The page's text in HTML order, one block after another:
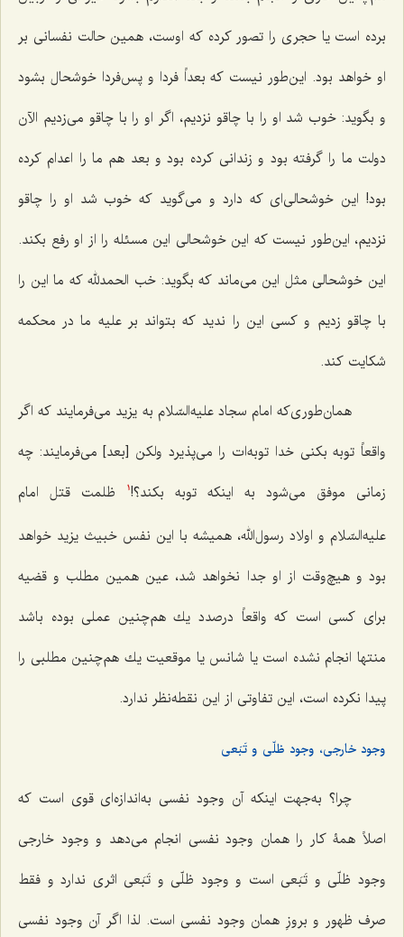
برده است یا حجرى را تصور كرده که اوست، همین حالت نفسانى بر
او خواهد بود. این‌طور نیست كه بعداً فردا و پس‌فردا خوشحال بشود
و بگوید: خوب شد او را با چاقو نزدیم، اگر او را با چاقو مى‌زدیم الآن
دولت ما را گرفته بود و زندانی كرده بود و بعد هم ما را اعدام كرده
بود! این خوشحالى‌ای كه دارد و می‌گوید که خوب شد او را چاقو
نزدیم، این‌طور نیست كه این خوشحالى این مسئله را از او رفع بكند.
این خوشحالى مثل این مى‌ماند كه بگوید: خب الحمدلله كه ما این را
با چاقو زدیم و كسى این را ندید كه بتواند بر علیه ما در محكمه
شكایت كند.
همان‌طوری‌كه امام سجاد علیه‌السّلام به یزید مى‌فرمایند كه اگر
واقعاً توبه بكنى خدا توبه‌ات را مى‌پذیرد ولكن [بعد] مى‌فرمایند: چه
زمانی موفق مى‌شود به اینكه توبه بكند؟!1
ظلمت قتل امام
علیه‌السّلام و اولاد رسول‌الله، همیشه با این نفس خبیث یزید خواهد
بود و هیچ‌وقت از او جدا نخواهد شد، عین همین مطلب و قضیه
براى كسى است كه واقعاً درصدد یك هم‌چنین عملى بوده باشد
منتها انجام نشده است یا شانس یا موقعیت یك هم‌چنین مطلبى را
پیدا نكرده است، این تفاوتى از این نقطه‌نظر ندارد.
وجود خارجی، وجود ظلّى و تَبَعى
چرا؟ به‌جهت اینكه آن وجود نفسى به‌اندازه‌اى قوى است كه
اصلاً همۀ كار را همان وجود نفسى انجام مى‌دهد و وجود خارجی
وجود ظلّى و تَبَعى است و وجود ظلّى و تَبَعى اثرى ندارد و فقط
صرف ظهور و بروزِ همان وجود نفسى است. لذا اگر آن وجود نفسى